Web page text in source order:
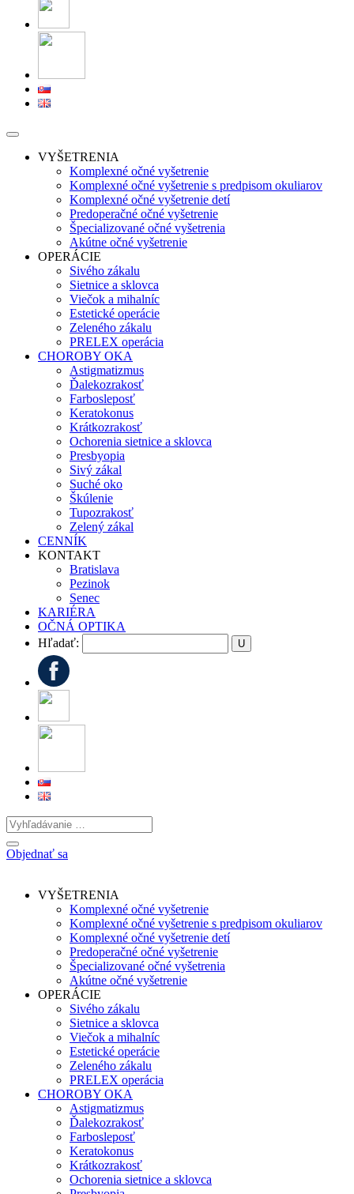
VYŠETRENIA
Komplexné očné vyšetrenie
Komplexné očné vyšetrenie s predpisom okuliarov
Komplexné očné vyšetrenie detí
Predoperačné očné vyšetrenie
Špecializované očné vyšetrenia
Akútne očné vyšetrenie
OPERÁCIE
Sivého zákalu
Sietnice a sklovca
Viečok a mihalníc
Estetické operácie
Zeleného zákalu
PRELEX operácia
CHOROBY OKA
Astigmatizmus
Ďalekozrakosť
Farbosleposť
Keratokonus
Krátkozrakosť
Ochorenia sietnice a sklovca
Presbyopia
Sivý zákal
Suché oko
Škúlenie
Tupozrakosť
Zelený zákal
CENNÍK
KONTAKT
Bratislava
Pezinok
Senec
KARIÉRA
OČNÁ OPTIKA
Hľadať:
Objednať sa
VYŠETRENIA
Komplexné očné vyšetrenie
Komplexné očné vyšetrenie s predpisom okuliarov
Komplexné očné vyšetrenie detí
Predoperačné očné vyšetrenie
Špecializované očné vyšetrenia
Akútne očné vyšetrenie
OPERÁCIE
Sivého zákalu
Sietnice a sklovca
Viečok a mihalníc
Estetické operácie
Zeleného zákalu
PRELEX operácia
CHOROBY OKA
Astigmatizmus
Ďalekozrakosť
Farbosleposť
Keratokonus
Krátkozrakosť
Ochorenia sietnice a sklovca